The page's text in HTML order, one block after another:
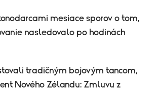
mesiace sporov o tom,
nasledovalo po hodinách
tradičným bojovým tancom,
Nového Zélandu: Zmluvu z